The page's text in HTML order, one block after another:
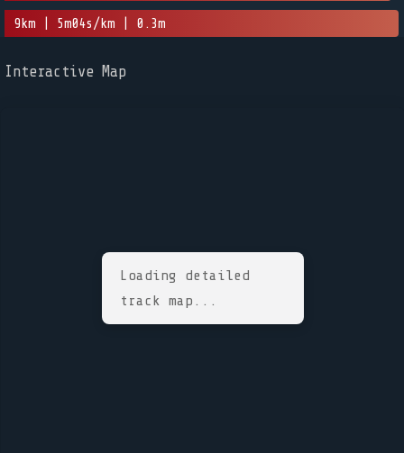
9km | 5m04s/km | 0.3m
Interactive Map
Loading detailed
track map...